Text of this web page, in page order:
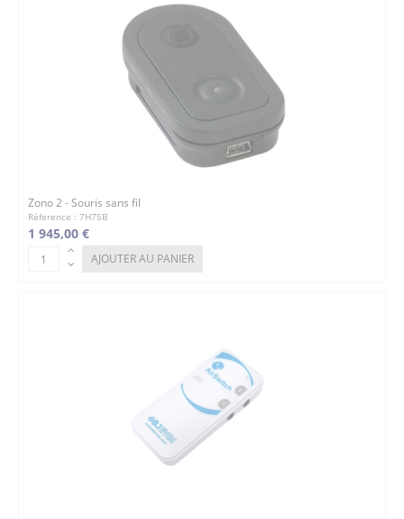
Zono 2 - Souris sans fil
Réference : 7H75B
1 945,00 €
AJOUTER AU PANIER